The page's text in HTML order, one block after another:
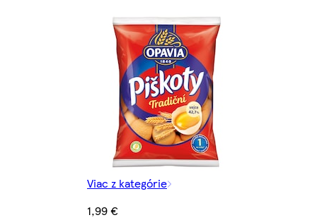
Viac z kategórie
1,99 €